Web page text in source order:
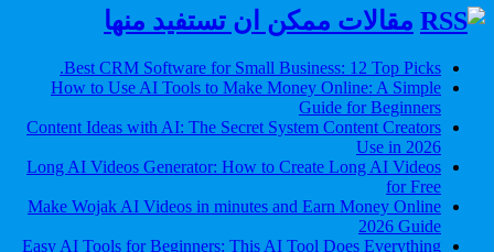
مقالات ممكن ان تستفيد منها
Best CRM Software for Small Business: 12 Top Picks.
How to Use AI Tools to Make Money Online: A Simple
Guide for Beginners
Content Ideas with AI: The Secret System Content Creators
Use in 2026
Long AI Videos Generator: How to Create Long AI Videos
for Free
Make Wojak AI Videos in minutes and Earn Money Online
2026 Guide
Easy AI Tools for Beginners: This AI Tool Does Everything